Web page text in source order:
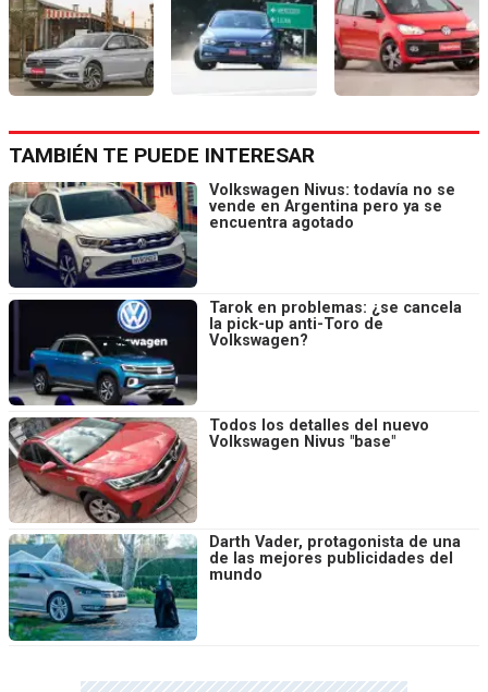
TAMBIÉN TE PUEDE INTERESAR
Volkswagen Nivus: todavía no se
vende en Argentina pero ya se
encuentra agotado
Tarok en problemas: ¿se cancela
la pick-up anti-Toro de
Volkswagen?
Todos los detalles del nuevo
Volkswagen Nivus "base"
Darth Vader, protagonista de una
de las mejores publicidades del
mundo